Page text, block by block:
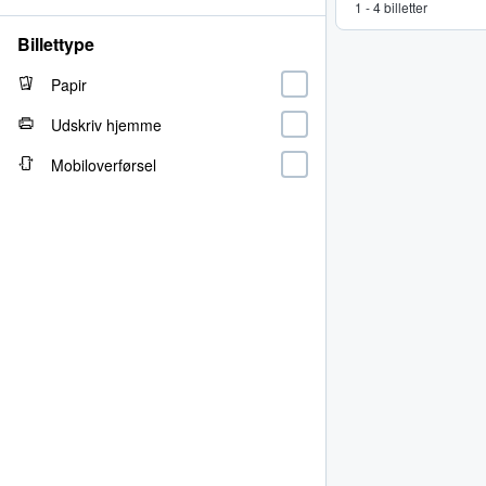
1 - 4 billetter
Billettype
Papir
Udskriv hjemme
Mobiloverførsel